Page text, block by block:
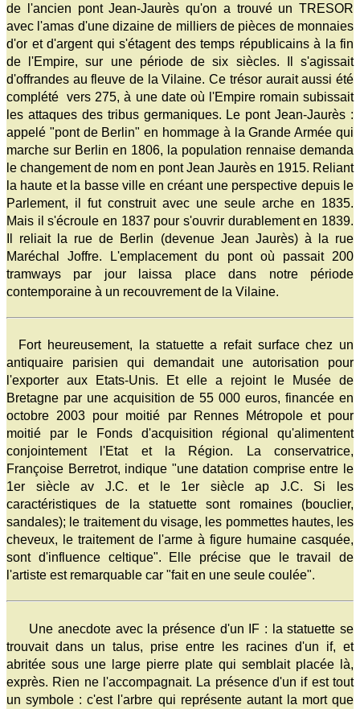
de l'ancien pont Jean-Jaurès qu'on a trouvé un TRESOR
avec l'amas d'une dizaine de milliers de pièces de monnaies
d'or et d'argent qui s'étagent des temps républicains à la fin
de l'Empire, sur une période de six siècles. Il s'agissait
d'offrandes au fleuve de la Vilaine. Ce trésor aurait aussi été
complété vers 275, à une date où l'Empire romain subissait
les attaques des tribus germaniques. Le pont Jean-Jaurès :
appelé "pont de Berlin" en hommage à la Grande Armée qui
marche sur Berlin en 1806, la population rennaise demanda
le changement de nom en pont Jean Jaurès en 1915. Reliant
la haute et la basse ville en créant une perspective depuis le
Parlement, il fut construit avec une seule arche en 1835.
Mais il s'écroule en 1837 pour s'ouvrir durablement en 1839.
Il reliait la rue de Berlin (devenue Jean Jaurès) à la rue
Maréchal Joffre. L'emplacement du pont où passait 200
tramways par jour laissa place dans notre période
contemporaine à un recouvrement de la Vilaine.
Fort heureusement, la statuette a refait surface chez un
antiquaire parisien qui demandait une autorisation pour
l'exporter aux Etats-Unis. Et elle a rejoint le Musée de
Bretagne par une acquisition de 55 000 euros, financée en
octobre 2003 pour moitié par Rennes Métropole et pour
moitié par le Fonds d'acquisition régional qu'alimentent
conjointement l'Etat et la Région. La conservatrice,
Françoise Berretrot, indique "une datation comprise entre le
1er siècle av J.C. et le 1er siècle ap J.C. Si les
caractéristiques de la statuette sont romaines (bouclier,
sandales); le traitement du visage, les pommettes hautes, les
cheveux, le traitement de l'arme à figure humaine casquée,
sont d'influence celtique". Elle précise que le travail de
l'artiste est remarquable car "fait en une seule coulée".
Une anecdote avec la présence d'un IF : la statuette se
trouvait dans un talus, prise entre les racines d'un if, et
abritée sous une large pierre plate qui semblait placée là,
exprès. Rien ne l'accompagnait. La présence d'un if est tout
un symbole : c'est l'arbre qui représente autant la mort que